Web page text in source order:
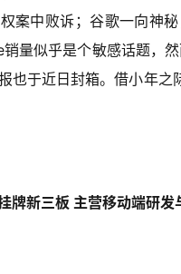
案中败诉；谷歌一向神
量似乎是个敏感话题，
也于近日封箱。借小年
牌新三板 主营移动端研发